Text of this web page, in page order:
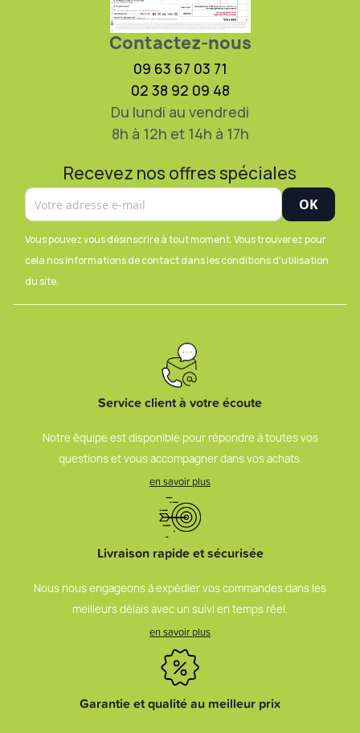
Contactez-nous
09 63 67 03 71
02 38 92 09 48
Du lundi au vendredi
8h à 12h et 14h à 17h
Recevez nos offres spéciales
Vous pouvez vous désinscrire à tout moment. Vous trouverez pour
cela nos informations de contact dans les conditions d'utilisation
du site.
Service client à votre écoute
Notre équipe est disponible pour répondre à toutes vos
questions et vous accompagner dans vos achats.
en savoir plus
Livraison rapide et sécurisée
Nous nous engageons à expédier vos commandes dans les
meilleurs délais avec un suivi en temps réel.
en savoir plus
Garantie et qualité au meilleur prix